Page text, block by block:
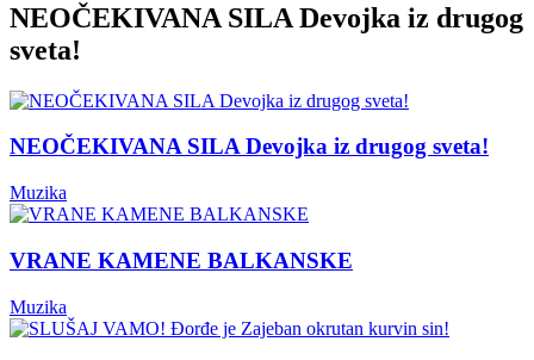
NEOČEKIVANA SILA Devojka iz drugog
sveta!
NEOČEKIVANA SILA Devojka iz drugog sveta!
Muzika
VRANE KAMENE BALKANSKE
Muzika